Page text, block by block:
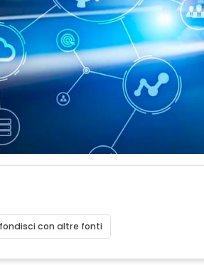
con altre fonti